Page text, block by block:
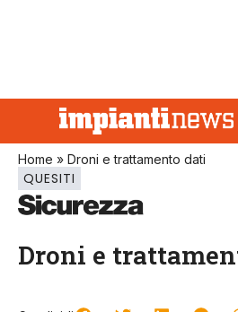
Home » Droni e trattamento dati
QUESITI
Droni e